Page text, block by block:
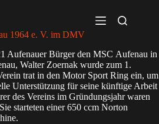
1964 e. V. im DMV
Aufenauer Bürger den MSC Aufenau in
Walter Zoernak wurde zum 1.
trat in den Motor Sport Ring ein, um
Unterstützung für seine künftige Arbeit
des Vereins im Gründungsjahr waren
starteten einer 650 ccm Norton